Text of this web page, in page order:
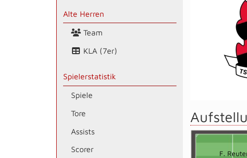
Alte Herren
Team
KLA (7er)
Spielerstatistik
Spiele
Tore
Assists
Scorer F.